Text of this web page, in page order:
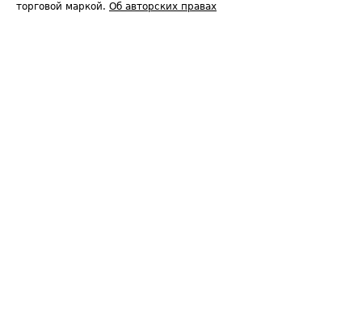
торговой маркой. Об авторских правах